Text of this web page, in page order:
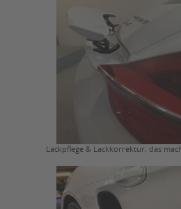
Lackpflege & Lackkorrektur, das